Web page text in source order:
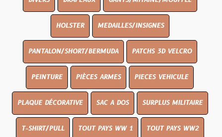
HOLSTER MEDAILLES/INSIGNES
PANTALON/SHORT/BERMUDA PATCHS 3D VELCRO
PEINTURE PIÈCES ARMES PIECES VEHICULE
PLAQUE DÉCORATIVE SAC A DOS SURPLUS MILITAIRE
T-SHIRT/PULL TOUT PAYS WW 1 TOUT PAYS WW2